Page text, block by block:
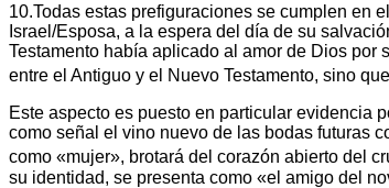
10.Todas estas prefiguraciones se cumplen en
Israel/Esposa, a la espera del día de su
Testamento había aplicado al amor de Dios por
entre el Antiguo y el Nuevo Testamento, sino
Este aspecto es puesto en particular evidencia
como señal el vino nuevo de las bodas futuras
como «mujer», brotará del corazón abierto del
su identidad, se presenta como «el amigo del